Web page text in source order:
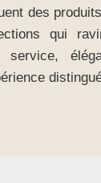
des
qui
service,